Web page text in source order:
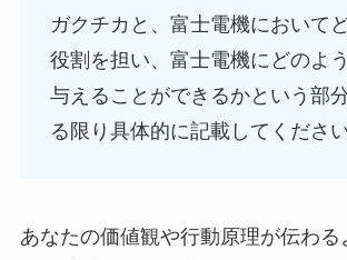
ガクチカと、富士電機において
役割を担い、富士電機にどのよ
与えることができるかという部
る限り具体的に記載してください
あなたの価値観や行動原理が伝わる